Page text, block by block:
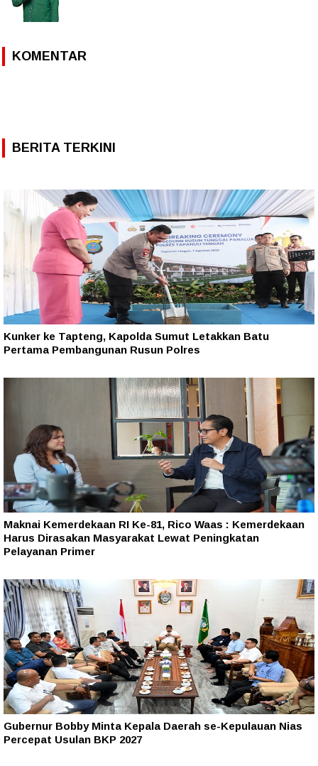
KOMENTAR
BERITA TERKINI
Kunker ke Tapteng, Kapolda Sumut Letakkan Batu
Pertama Pembangunan Rusun Polres
Maknai Kemerdekaan RI Ke-81, Rico Waas : Kemerdekaan
Harus Dirasakan Masyarakat Lewat Peningkatan
Pelayanan Primer
Gubernur Bobby Minta Kepala Daerah se-Kepulauan Nias
Percepat Usulan BKP 2027